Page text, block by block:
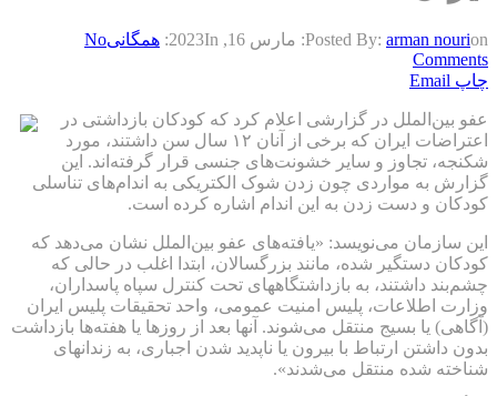
Posted By: arman nourion: مارس 16, 2023 In: همگانیNo
Comments
چاپ Email
عفو بین‌الملل در گزارشی اعلام کرد که کودکان بازداشتی در
اعتراضات ایران که برخی از آنان ۱۲ سال سن داشتند، مورد
شکنجه، تجاوز و سایر خشونت‌های جنسی قرار گرفته‌اند. این
گزارش به مواردی چون زدن شوک الکتریکی به اندام‌های تناسلی
کودکان و دست زدن به این اندام اشاره کرده است.
این سازمان می‌نویسد: «یافته‌های عفو بین‌الملل نشان می‌دهد که
کودکان دستگیر شده، مانند بزرگسالان، ابتدا اغلب در حالی که
چشم‌بند داشتند، به بازداشتگاههای تحت کنترل سپاه پاسداران،
وزارت اطلاعات، پلیس امنیت عمومی، واحد تحقیقات پلیس ایران
(آگاهی) یا بسیج منتقل می‌شوند. آنها بعد از روزها یا هفته‌ها بازداشت
بدون داشتن ارتباط با بیرون یا ناپدید شدن اجباری، به زندانهای
شناخته شده منتقل می‌شدند».